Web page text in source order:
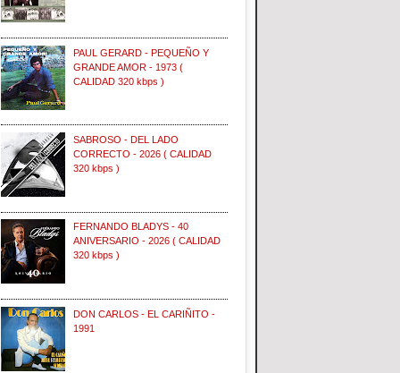
PAUL GERARD - PEQUEÑO Y
GRANDE AMOR - 1973 (
CALIDAD 320 kbps )
SABROSO - DEL LADO
CORRECTO - 2026 ( CALIDAD
320 kbps )
FERNANDO BLADYS - 40
ANIVERSARIO - 2026 ( CALIDAD
320 kbps )
DON CARLOS - EL CARIÑITO -
1991